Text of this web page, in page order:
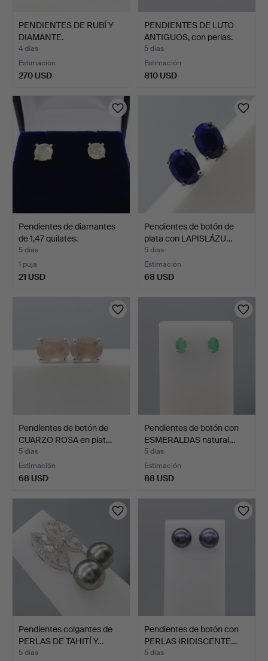
PENDIENTES DE RUBÍ Y
DIAMANTE.
4 días
Estimación
270 USD
PENDIENTES DE LUTO
ANTIGUOS, con perlas.
5 días
Estimación
810 USD
Pendientes de diamantes
de 1,47 quilates.
5 días
1 puja
21 USD
Pendientes de botón de
plata con LAPISLÁZU…
5 días
Estimación
68 USD
Pendientes de botón de
CUARZO ROSA en plat…
5 días
Estimación
68 USD
Pendientes de botón con
ESMERALDAS natural…
5 días
Estimación
88 USD
Pendientes colgantes de
PERLAS DE TAHITÍ Y…
5 días
Pendientes de botón con
PERLAS IRIDISCENTE…
5 días